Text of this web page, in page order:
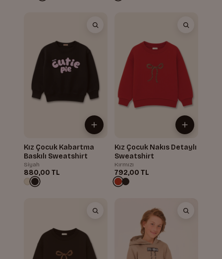
Kız Çocuk Kabartma
Baskılı Sweatshirt
Siyah
880,00 TL
Kız Çocuk Nakıs Detaylı
Sweatshirt
Kırmızı
792,00 TL